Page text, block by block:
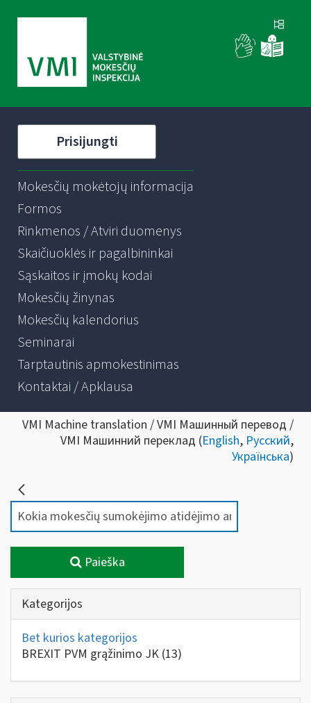
Prisijungti
Mokesčių mokėtojų informacija
Formos
Rinkmenos / Atviri duomenys
Skaičiuoklės ir pagalbininkai
Sąskaitos ir įmokų kodai
Mokesčių žinynas
Mokesčių kalendorius
Seminarai
Tarptautinis apmokestinimas
Kontaktai / Apklausa
VMI Machine translation / VMI Машинный перевод /
VMI Машинний переклад (English, Русский,
Українська)
Paieška
Kategorijos
Bet kurios kategorijos
BREXIT PVM grąžinimo JK (13)